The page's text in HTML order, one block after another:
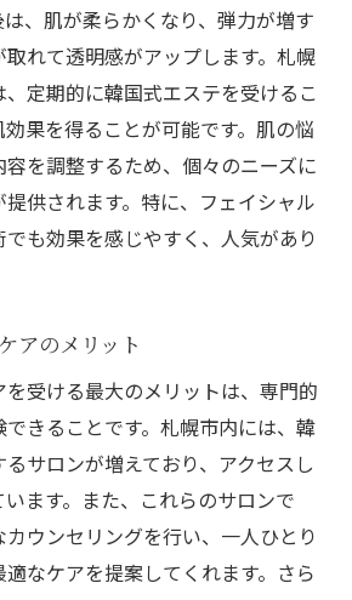
、肌が柔らかくなり、弾力が増す
れて透明感がアップします。札幌
定期的に韓国式エステを受けるこ
果を得ることが可能です。肌の悩
を調整するため、個々のニーズに
供されます。特に、フェイシャル
も効果を感じやすく、人気があり
アのメリット
受ける最大のメリットは、専門的
きることです。札幌市内には、韓
サロンが増えており、アクセスし
ます。また、これらのサロンで
ウンセリングを行い、一人ひとり
なケアを提案してくれます。さら